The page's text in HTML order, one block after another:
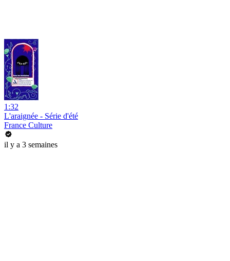
1:32
L'araignée - Série d'été
France Culture
il y a 3 semaines